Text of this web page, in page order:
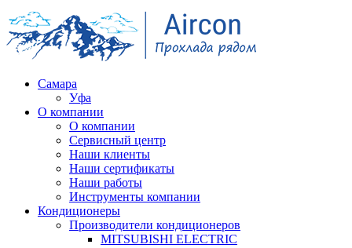
Самара
Уфа
О компании
О компании
Сервисный центр
Наши клиенты
Наши сертификаты
Наши работы
Инструменты компании
Кондиционеры
Производители кондиционеров
MITSUBISHI ELECTRIC